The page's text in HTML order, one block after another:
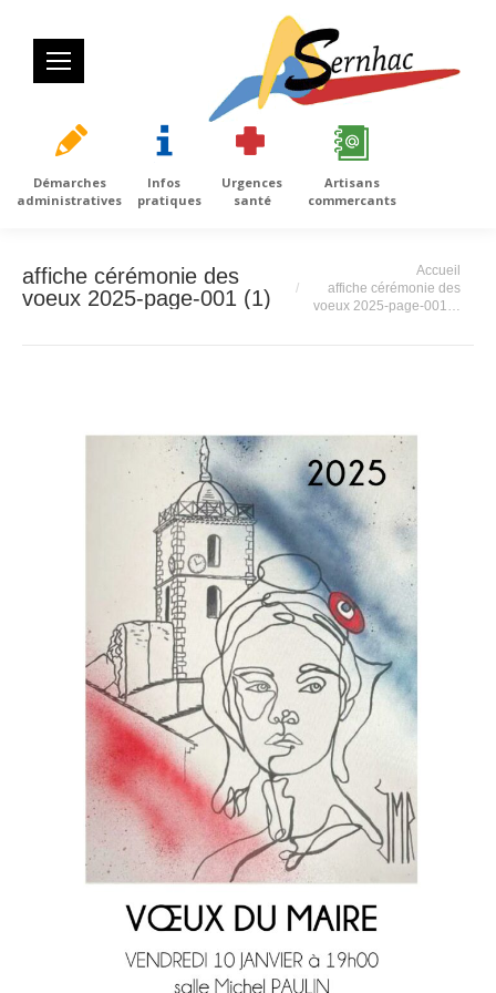
Démarches
administratives
Infos
pratiques
Urgences
santé
Artisans
commercants
affiche cérémonie des
voeux 2025-page-001 (1)
Accueil
affiche cérémonie des
voeux 2025-page-001…